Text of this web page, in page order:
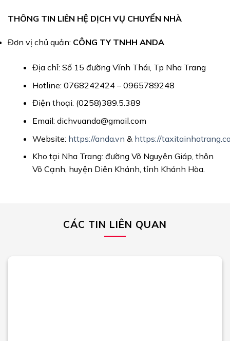
THÔNG TIN LIÊN HỆ DỊCH VỤ CHUYỂN NHÀ
Đơn vị chủ quản: CÔNG TY TNHH ANDA
Địa chỉ: Số 15 đường Vĩnh Thái, Tp Nha Trang
Hotline: 0768242424 – 0965789248
Điện thoại: (0258)389.5.389
Email: dichvuanda@gmail.com
Website: https://anda.vn & https://
Kho tại Nha Trang: đường Võ Nguyên Giáp, thôn
Võ Cạnh, huyện Diên Khánh, tỉnh Khánh Hòa.
CÁC TIN LIÊN QUAN